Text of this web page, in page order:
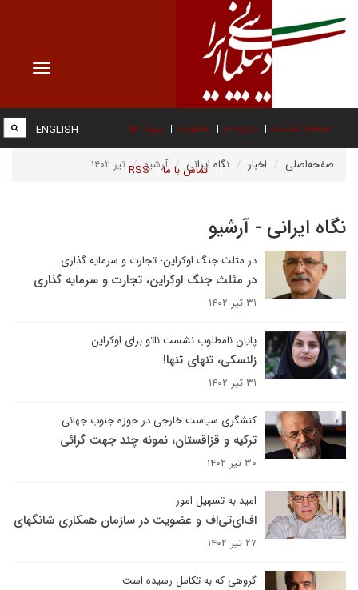
Toggle
صفحه نخست درباره ما عضویت پیوند ها
تماس با ما RSS
ENGLISH
صفحه‌اصلی اخبار نگاه ایرانی آرشیو تیر ۱۴۰۲
نگاه ایرانی - آرشیو
در مثلث جنگ اوکراین؛ تجارت و سرمایه گذاری
در مثلث جنگ اوکراین، تجارت و سرمایه گذاری
۳۱ تیر ۱۴۰۲
پایان نامطلوب نشست ناتو برای اوکراین
زلنسکی، تنهای تنها!
۳۱ تیر ۱۴۰۲
کنشگری سیاست خارجی در حوزه جنوب جهانی
ترکیه و قزاقستان، نمونه چند جهت‌‌ گرائی
۳۰ تیر ۱۴۰۲
امید به تسهیل امور
اف‌ای‌تی‌اف و عضویت در سازمان همکاری شانگهای
۲۷ تیر ۱۴۰۲
گروهی که به تکامل رسیده است